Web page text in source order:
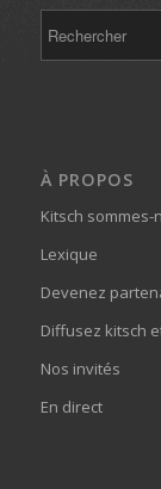
À PROPOS
Kitsch sommes-
Lexique
Devenez
Diffusez kitsch
Nos invités
En direct